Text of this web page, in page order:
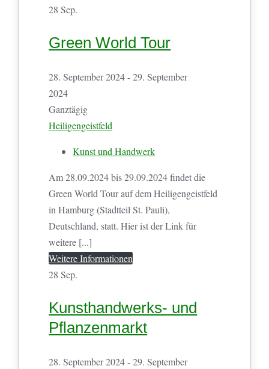
28 Sep.
Green World Tour
28. September 2024 - 29. September
2024
Ganztägig
Heiligengeistfeld
Kunst und Handwerk
Am 28.09.2024 bis 29.09.2024 findet die
Green World Tour auf dem Heiligengeistfeld
in Hamburg (Stadtteil St. Pauli),
Deutschland, statt. Hier ist der Link für
weitere [...]
Weitere Informationen
28 Sep.
Kunsthandwerks- und
Pflanzenmarkt
28. September 2024 - 29. September